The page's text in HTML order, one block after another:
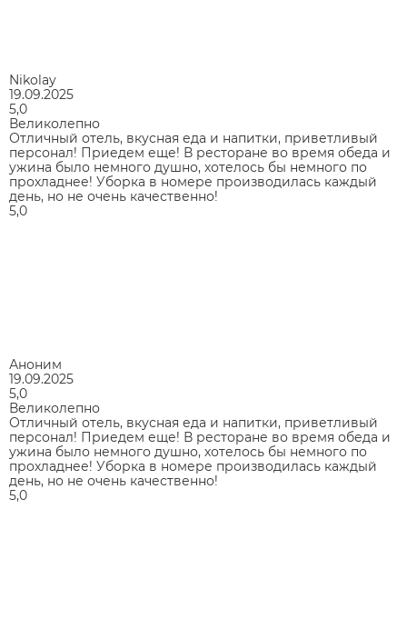
Nikolay
19.09.2025
5,0
Великолепно
Отличный отель, вкусная еда и напитки, приветливый
персонал! Приедем еще! В ресторане во время обеда и
ужина было немного душно, хотелось бы немного по
прохладнее! Уборка в номере производилась каждый
день, но не очень качественно!
5,0
Аноним
19.09.2025
5,0
Великолепно
Отличный отель, вкусная еда и напитки, приветливый
персонал! Приедем еще! В ресторане во время обеда и
ужина было немного душно, хотелось бы немного по
прохладнее! Уборка в номере производилась каждый
день, но не очень качественно!
5,0